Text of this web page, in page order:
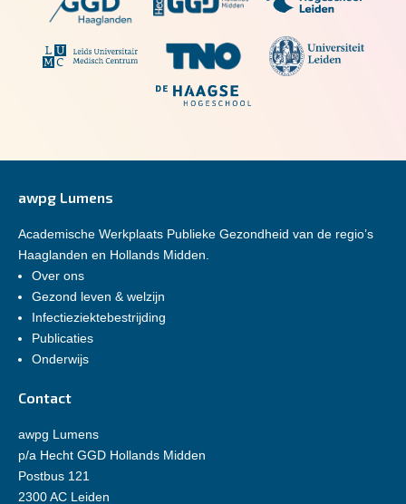
awpg Lumens
Academische Werkplaats Publieke Gezondheid van de regio’s
Haaglanden en Hollands Midden.
Over ons
Gezond leven & welzijn
Infectieziektebestrijding
Publicaties
Onderwijs
Contact
awpg Lumens
p/a Hecht GGD Hollands Midden
Postbus 121
2300 AC Leiden